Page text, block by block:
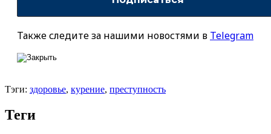
Также следите за нашими новостями в Telegram
Тэги: здоровье, курение, преступность
Теги